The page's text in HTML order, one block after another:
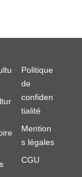
Politique
de
confiden
tialité
Mention
s légales
CGU